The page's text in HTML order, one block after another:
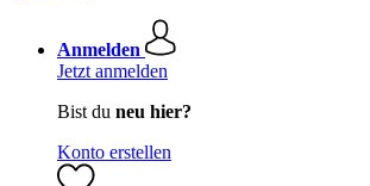
Anmelden
Jetzt anmelden
Bist du neu hier?
Konto erstellen